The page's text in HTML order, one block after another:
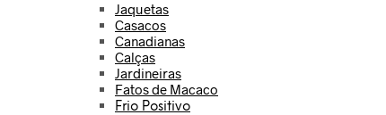
Jaquetas
Casacos
Canadianas
Calças
Jardineiras
Fatos de Macaco
Frio Positivo